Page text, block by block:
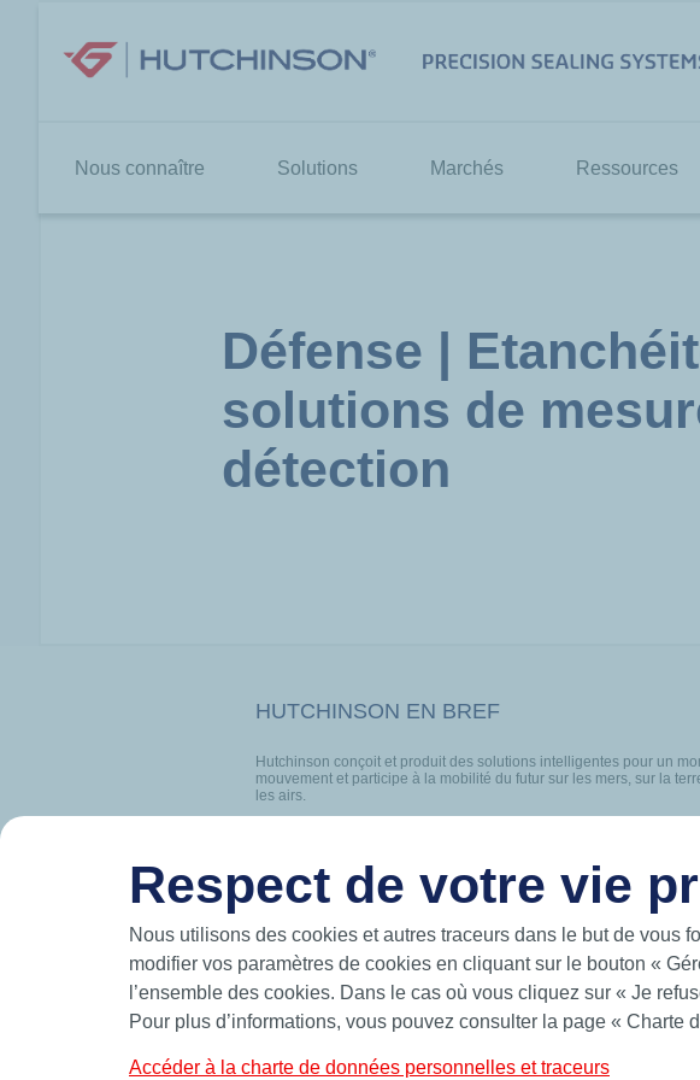
contenu
Nous connaître Solutions Marchés Ressources
Défense |
solutions de
détection
HUTCHINSON EN BREF
Hutchinson conçoit et produit des solutions intelligentes pour un
mouvement et participe à la mobilité du futur sur les mers, sur la
les airs.
CONTACT PORTRAIT
© 2026 Hutchinson Precision Sealing Systems
Respect de votre vie
Nous utilisons des cookies et autres traceurs dans le but de vous
modifier vos paramètres de cookies en cliquant sur le bouton «
l’ensemble des cookies. Dans le cas où vous cliquez sur « Je
Pour plus d’informations, vous pouvez consulter la page « Charte
Accéder à la charte de données personnelles et traceurs